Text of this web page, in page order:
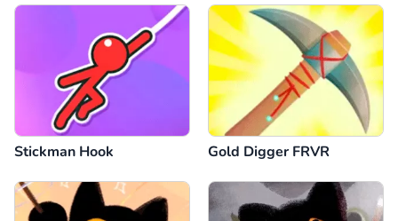
Stickman Hook Gold Digger FRVR